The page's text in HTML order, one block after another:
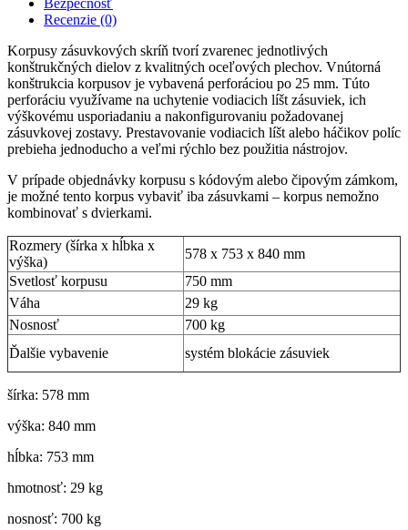
Bezpečnosť
Recenzie (0)
Korpusy zásuvkových skríň tvorí zvarenec jednotlivých
konštrukčných dielov z kvalitných oceľových plechov. Vnútorná
konštrukcia korpusov je vybavená perforáciou po 25 mm. Túto
perforáciu využívame na uchytenie vodiacich líšt zásuviek, ich
výškovému usporiadaniu a nakonfigurovaniu požadovanej
zásuvkovej zostavy. Prestavovanie vodiacich líšt alebo háčikov políc
prebieha jednoducho a veľmi rýchlo bez použitia nástrojov.
V prípade objednávky korpusu s kódovým alebo čipovým zámkom,
je možné tento korpus vybaviť iba zásuvkami – korpus nemožno
kombinovať s dvierkami.
Rozmery (šírka x hĺbka x
výška)
578 x 753 x 840 mm
Svetlosť korpusu
750 mm
Váha
29 kg
Nosnosť
700 kg
Ďalšie vybavenie
systém blokácie zásuviek
šírka: 578 mm
výška: 840 mm
hĺbka: 753 mm
hmotnosť: 29 kg
nosnosť: 700 kg